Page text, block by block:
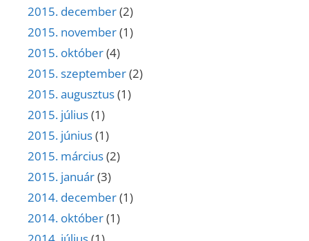
2015. december(2)
2015. november(1)
2015. október(4)
2015. szeptember(2)
2015. augusztus(1)
2015. július(1)
2015. június(1)
2015. március(2)
2015. január(3)
2014. december(1)
2014. október(1)